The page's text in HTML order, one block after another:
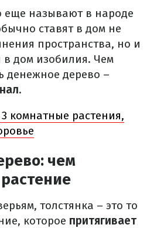
еще называют в народе
ставят в дом не
пространства, но и
дом изобилия. Чем
денежное дерево –
.
3 комнатные растения,
чем
толстянка – это то
которое притягивает